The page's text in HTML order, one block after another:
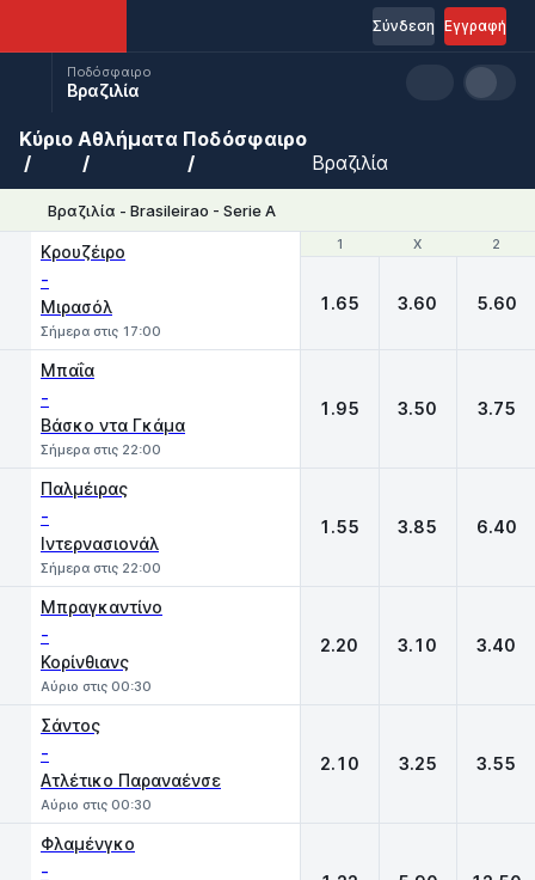
Εγγραφή
Σύνδεση
Ποδόσφαιρο
Βραζιλία
Κύριο Αθλήματα Ποδόσφαιρο
Βραζιλία
Βραζιλία - Brasileirao - Serie A
1 X 2
Κρουζέιρο
-
Μιρασόλ
Σήμερα στις 17:00
1 X 2
1.65 3.60 5.60
Μπαΐα
-
Βάσκο ντα Γκάμα
Σήμερα στις 22:00
1.95 3.50 3.75
Παλμέιρας
-
Ιντερνασιονάλ
Σήμερα στις 22:00
1.55 3.85 6.40
Μπραγκαντίνο
-
Κορίνθιανς
Αύριο στις 00:30
2.20 3.10 3.40
Σάντος
-
Ατλέτικο Παραναένσε
Αύριο στις 00:30
2.10 3.25 3.55
Φλαμένγκο
-